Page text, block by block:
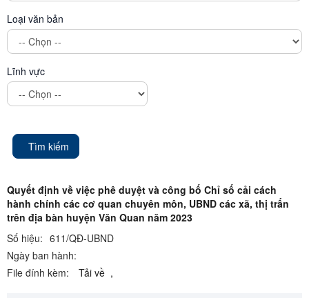
Loại văn bản
Lĩnh vực
Tìm kiếm
Quyết định về việc phê duyệt và công bố Chỉ số cải cách
hành chính các cơ quan chuyên môn, UBND các xã, thị trấn
trên địa bàn huyện Văn Quan năm 2023
Số hiệu: 611/QĐ-UBND
Ngày ban hành:
File đính kèm:
Tải về ,